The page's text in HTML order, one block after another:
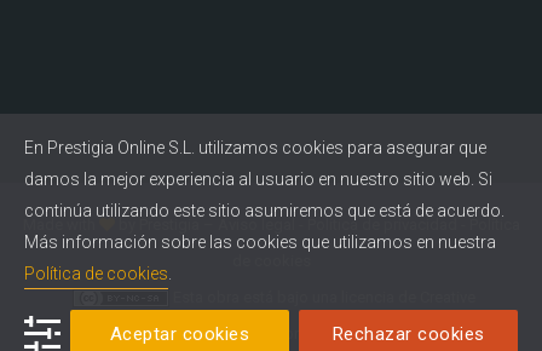
Política de privacidad
Commons
En Prestigia Online S.L. utilizamos cookies para asegurar que
damos la mejor experiencia al usuario en nuestro sitio web. Si
continúa utilizando este sitio asumiremos que está de acuerdo.
Más información sobre las cookies que utilizamos en nuestra
Política de cookies
Aceptar cookies Rechazar cookies